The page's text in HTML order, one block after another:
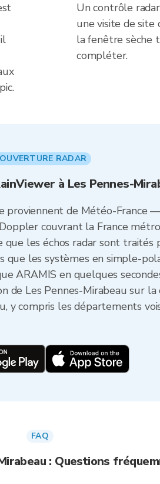
Un contrôle
une visite de site
la fenêtre sèche
compléter.
RADAR
à Les Pennes-
proviennent de Météo-
couvrant la France
les échos radar sont
les systèmes en simple-
ARAMIS en quelques
de Les Pennes-Mirabeau sur
y compris les départements
FAQ
: Questions